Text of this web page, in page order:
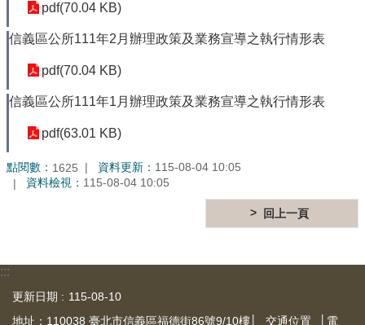
pdf(70.04 KB)
信義區公所111年2月辦理政策及業務宣導之執行情形表
pdf(70.04 KB)
信義區公所111年1月辦理政策及業務宣導之執行情形表
pdf(63.01 KB)
點閱數： 1625 資料更新： 115-08-04 10:05
資料檢視： 115-08-04 10:05
回上一頁
:::
更新日期
115-08-10
地址：110038 臺北市信義區福德街86號9/10樓│
交通位置 │電